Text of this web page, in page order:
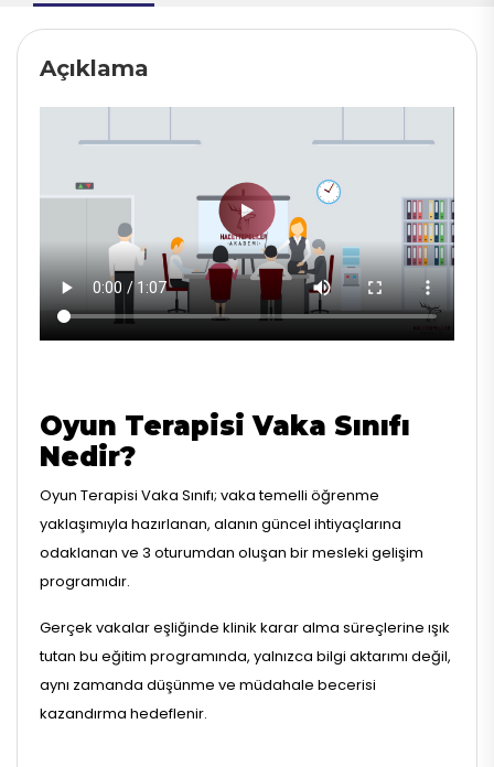
Açıklama
Oyun Terapisi Vaka Sınıfı
Nedir?
Oyun Terapisi Vaka Sınıfı; vaka temelli öğrenme
yaklaşımıyla hazırlanan, alanın güncel ihtiyaçlarına
odaklanan ve 3 oturumdan oluşan bir mesleki gelişim
programıdır.
Gerçek vakalar eşliğinde klinik karar alma süreçlerine ışık
tutan bu eğitim programında, yalnızca bilgi aktarımı değil,
aynı zamanda düşünme ve müdahale becerisi
kazandırma hedeflenir.